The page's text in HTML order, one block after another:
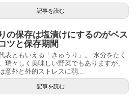
記事を読む
の保存は塩漬けにするのがベス
ツと保存期間
表ともいえる「きゅうり」。 水分をたく
瑞々しく美味しい野菜でもありますが、
意外と外的ストレスに弱...
記事を読む